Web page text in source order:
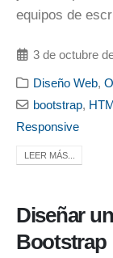
equipos de
3 de octubre
Diseño Web,
bootstrap,
Responsive
LEER MÁS...
Diseñar
Bootstrap